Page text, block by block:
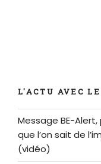
L'ACTU AVEC
Message BE-
que l’on sait de
(vidéo)